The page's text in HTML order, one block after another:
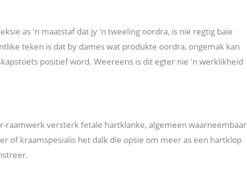
as 'n maatstaf dat jy 'n tweeling oordra, is nie regtig baie
teken is dat by dames wat produkte oordra, ongemak kan
positief word. Weereens is dit egter nie 'n werklikheid
raamwerk versterk fetale hartklanke, algemeen waarneembaar
of kraamspesialis het dalk die opsie om meer as een hartklop